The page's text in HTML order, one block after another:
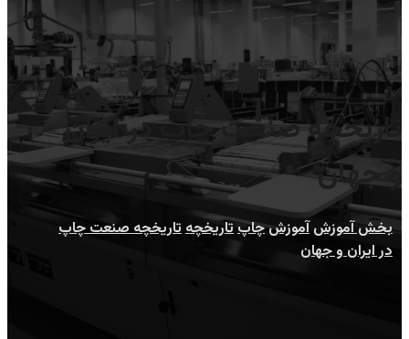
تاریخچه صنعت چاپ در ایران
و جهان
بخش آموزش آموزشچاپتاریخچهتاریخچه صنعت چاپ
در ایران و جهان